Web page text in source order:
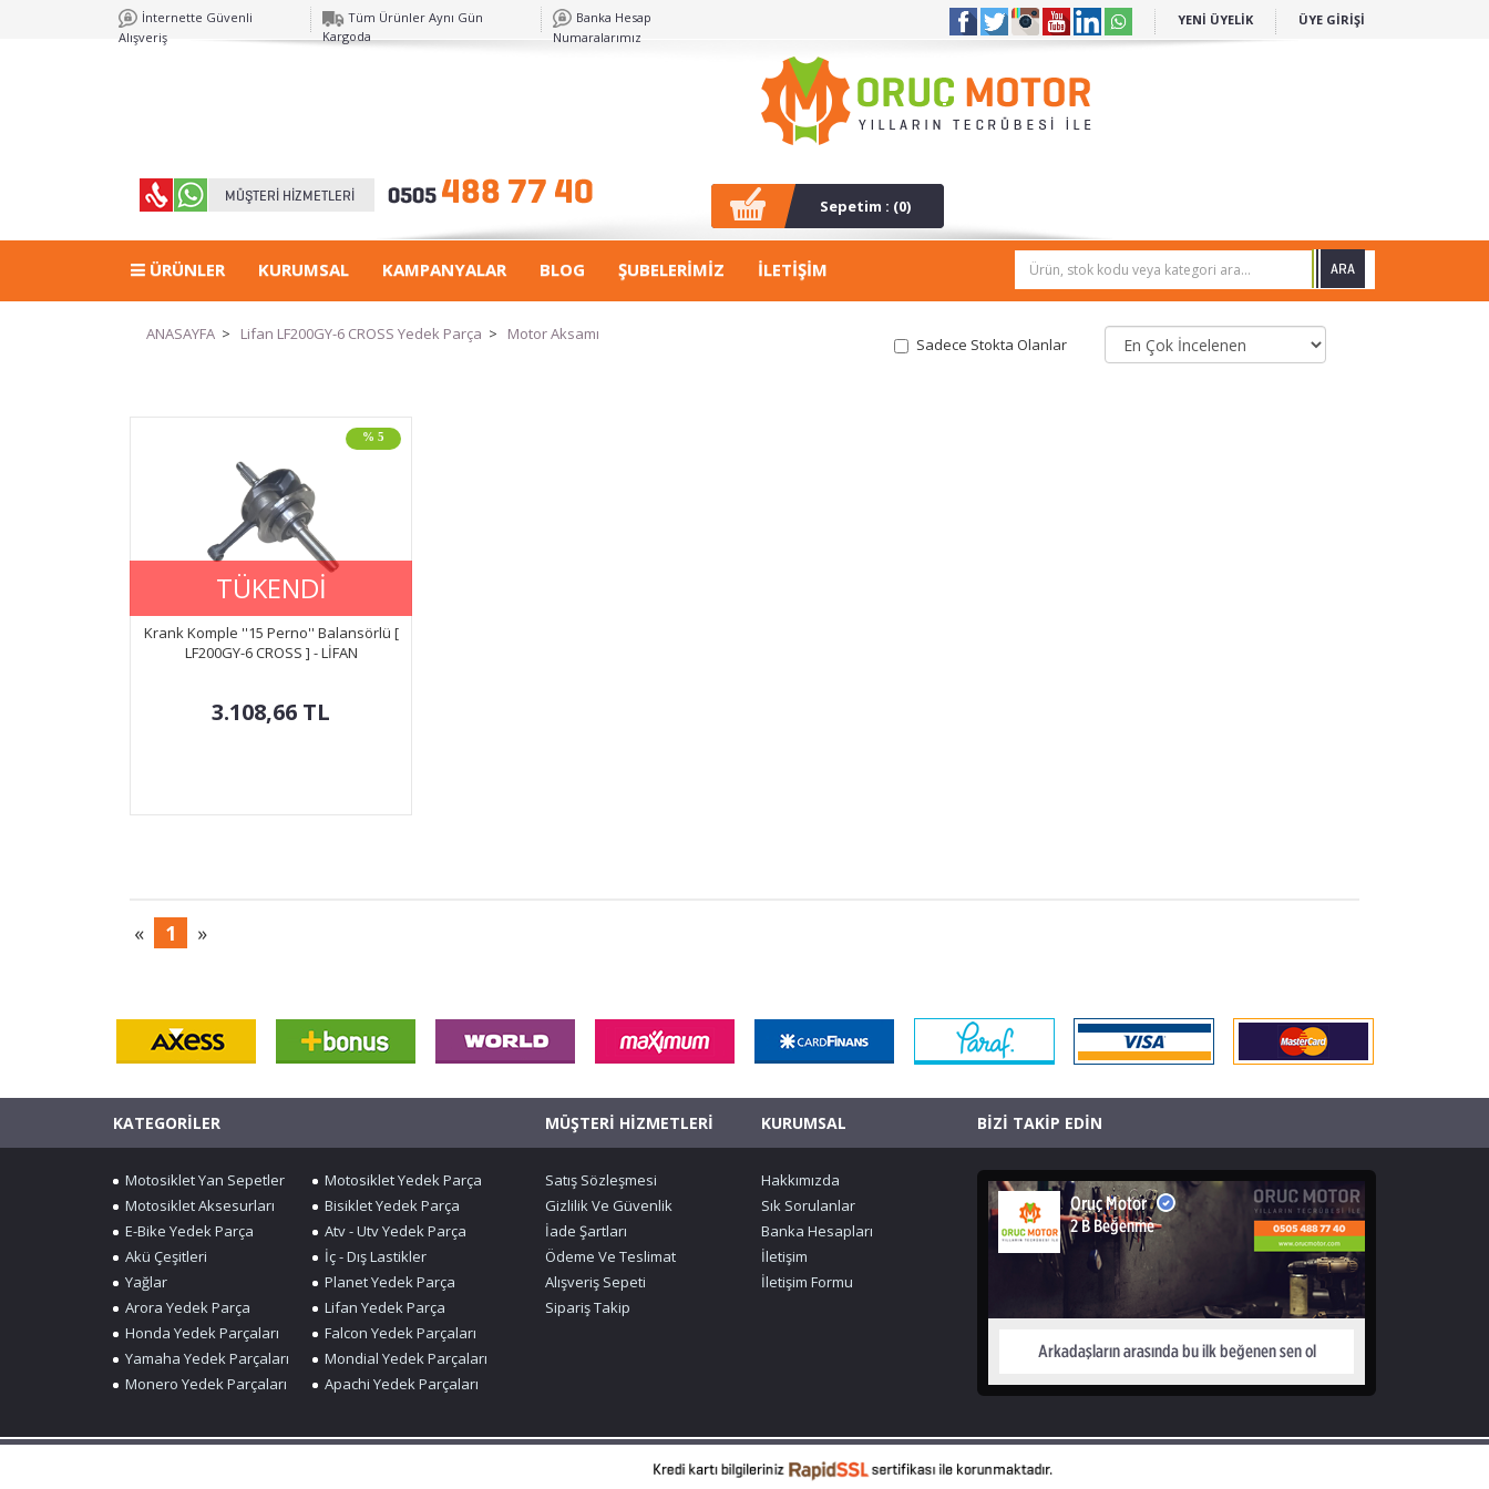
İnternette Güvenli
Alışveriş
Tüm Ürünler Aynı Gün
Kargoda
Banka Hesap
Numaralarımız
YENİ ÜYELİK ÜYE GİRİŞİ
Sepetim : (0)
ÜRÜNLER KURUMSAL KAMPANYALAR BLOG ŞUBELERİMİZ İLETİŞİM Ürün, stok kodu veya kategori ara...
ANASAYFA > Lifan LF200GY-6 CROSS Yedek Parça > Motor Aksamı
Sadece Stokta Olanlar
% 5
TÜKENDİ
Krank Komple ''15 Perno'' Balansörlü [
LF200GY-6 CROSS ] - LİFAN
3.108,66 TL
« 1 »
KATEGORİLER
Motosiklet Yan Sepetler
Motosiklet Yedek Parça
Motosiklet Aksesurları
Bisiklet Yedek Parça
E-Bike Yedek Parça
Atv - Utv Yedek Parça
Akü Çeşitleri
İç - Dış Lastikler
Yağlar
Planet Yedek Parça
Arora Yedek Parça
Lifan Yedek Parça
Honda Yedek Parçaları
Falcon Yedek Parçaları
Yamaha Yedek Parçaları
Mondial Yedek Parçaları
Monero Yedek Parçaları
Apachi Yedek Parçaları
MÜŞTERİ HİZMETLERİ
Satış Sözleşmesi
Gizlilik Ve Güvenlik
İade Şartları
Ödeme Ve Teslimat
Alışveriş Sepeti
Sipariş Takip
KURUMSAL
Hakkımızda
Sık Sorulanlar
Banka Hesapları
İletişim
İletişim Formu
BİZİ TAKİP EDİN